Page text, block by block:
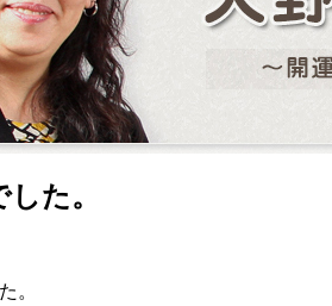
た。
。